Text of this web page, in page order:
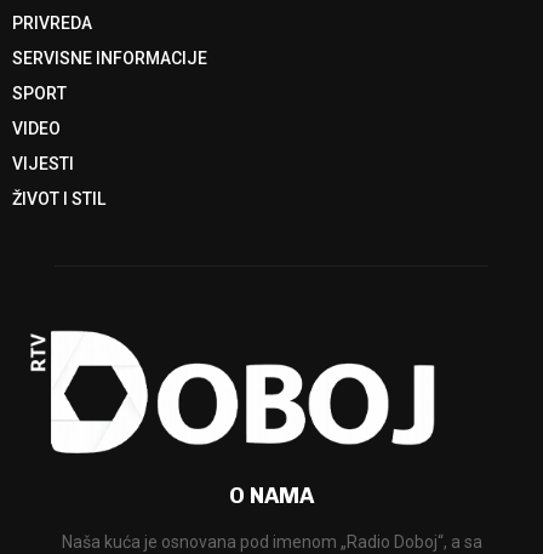
PRIVREDA
SERVISNE INFORMACIJE
SPORT
VIDEO
VIJESTI
ŽIVOT I STIL
O NAMA
Naša kuća je osnovana pod imenom „Radio Doboj“, a sa